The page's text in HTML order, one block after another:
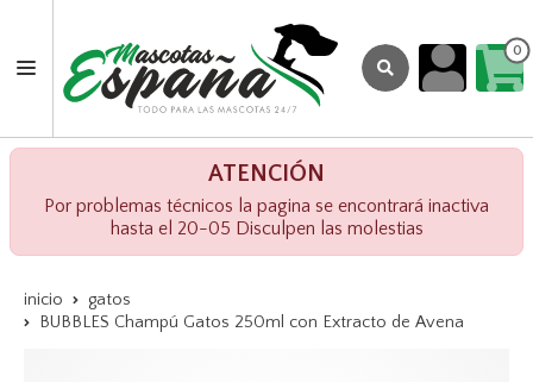
0
ATENCIÓN
Por problemas técnicos la pagina se encontrará inactiva
hasta el 20-05 Disculpen las molestias
inicio
gatos
BUBBLES Champú Gatos 250ml con Extracto de Avena